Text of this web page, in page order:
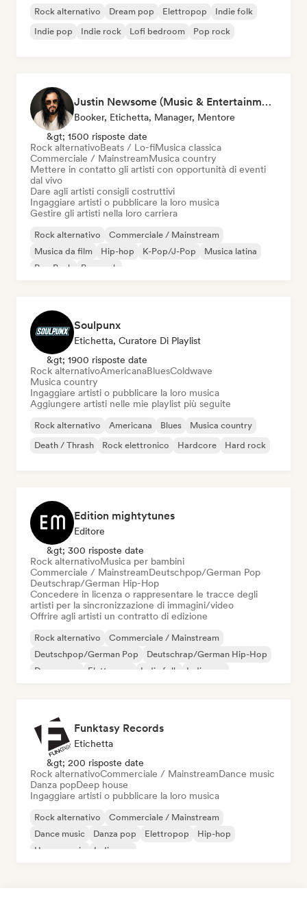
Rock alternativo Dream pop Elettropop
Indie folk
Indie pop
Indie rock Lofi bedroom Pop rock
Justin Newsome (Music & Entertainment Executive | A&R, Artist Development & Partnerships | Applied AI & Systems Strategy)
Booker, Etichetta, Manager, Mentore
&gt; 1500 risposte date
Rock alternativoBeats / Lo-fiMusica classica
Commerciale / MainstreamMusica country
Mettere in contatto gli artisti con opportunità di eventi
dal vivo
Dare agli artisti consigli costruttivi
Ingaggiare artisti o pubblicare la loro musica
Gestire gli artisti nella loro carriera
Rock alternativo
Commerciale / Mainstream
Musica da film
Hip-hop K-Pop/J-Pop
Musica latina
Pop Punk
Pop rock
Soulpunx
Etichetta, Curatore Di Playlist
&gt; 1900 risposte date
Rock alternativoAmericanaBluesColdwave
Musica country
Ingaggiare artisti o pubblicare la loro musica
Aggiungere artisti nelle mie playlist più seguite
Rock alternativo Americana Blues
Musica country
Death / Thrash
Rock elettronico Hardcore Hard rock
Edition mightytunes
Editore
&gt; 300 risposte date
Rock alternativoMusica per bambini
Commerciale / MainstreamDeutschpop/German Pop
Deutschrap/German Hip-Hop
Concedere in licenza o rappresentare le tracce degli
artisti per la sincronizzazione di immagini/video
Offrire agli artisti un contratto di edizione
Rock alternativo
Commerciale / Mainstream
Deutschpop/German Pop
Deutschrap/German Hip-Hop
Dream pop
Elettropop Indie folk Indie pop
Funktasy Records
Etichetta
&gt; 200 risposte date
Rock alternativoCommerciale / MainstreamDance music
Danza popDeep house
Ingaggiare artisti o pubblicare la loro musica
Rock alternativo
Commerciale / Mainstream
Dance music
Danza pop Elettropop
Hip-hop
House music
Indie pop